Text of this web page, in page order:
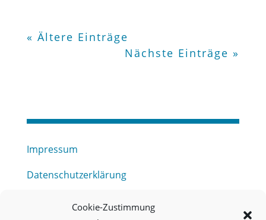
Cookie-Zustimmung
« Ältere Einträge
Nächste Einträge »
Impressum
Datenschutzerklärung
Haftungsausschluss